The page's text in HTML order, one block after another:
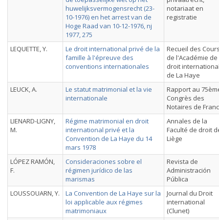
huwelijksvermogensrecht (23-
10-1976) en het arrest van de
Hoge Raad van 10-12-1976, nj
1977, 275
notariaat en
registratie
LEQUETTE, Y.
Le droit international privé de la
famille à l'épreuve des
conventions internationales
Recueil des
de l'Académie de
droit
de La Haye
LEUCK, A.
Le statut matrimonial et la vie
internationale
Rapport au
Congrès des
Notaires de
LIENARD-LIGNY,
M.
Régime matrimonial en droit
international privé et la
Convention de La Haye du 14
mars 1978
Annales de la
Faculté de droit
Liège
LÓPEZ RAMÓN,
F.
Consideraciones sobre el
régimen jurídico de las
marismas
Revista de
Administración
Pública
LOUSSOUARN, Y.
La Convention de La Haye sur la
loi applicable aux régimes
matrimoniaux
Journal du Droit
international
(Clunet)